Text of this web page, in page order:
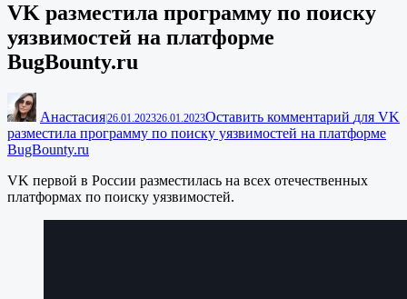
VK разместила программу по поиску
уязвимостей на платформе
BugBounty.ru
Анастасия26.01.202326.01.2023Оставить комментарий для VK
разместила программу по поиску уязвимостей на платформе
BugBounty.ru
VK первой в России разместилась на всех отечественных
платформах по поиску уязвимостей.